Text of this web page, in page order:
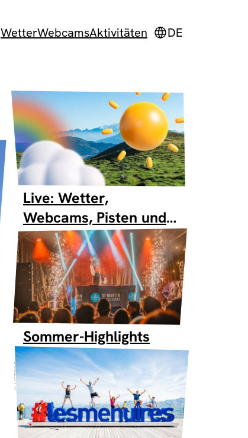
WetterWebcamsAktivitäten DE
L'ETOILE
Live: Wetter,
Webcams, Pisten und
Skilifte
Sommer-Highlights